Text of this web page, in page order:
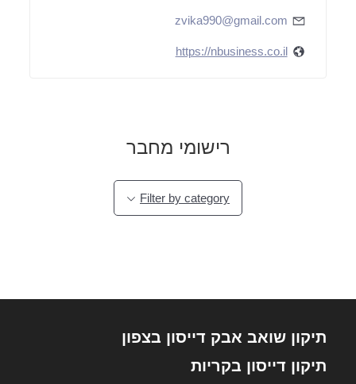
zvika990@gmail.com
https://nbusiness.co.il
רישומי מחבר
Filter by category
תיקון שואב אבק דייסון בצפון
תיקון דייסון בקריות